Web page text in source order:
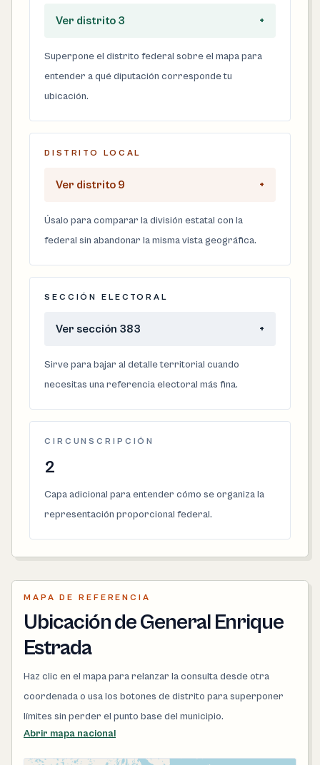
Ver distrito 3 +
Superpone el distrito federal sobre el mapa para
entender a qué diputación corresponde tu
ubicación.
DISTRITO LOCAL
Ver distrito 9 +
Úsalo para comparar la división estatal con la
federal sin abandonar la misma vista geográfica.
SECCIÓN ELECTORAL
Ver sección 383 +
Sirve para bajar al detalle territorial cuando
necesitas una referencia electoral más fina.
CIRCUNSCRIPCIÓN
2
Capa adicional para entender cómo se organiza la
representación proporcional federal.
MAPA DE REFERENCIA
Ubicación de General Enrique
Estrada
Haz clic en el mapa para relanzar la consulta desde otra
coordenada o usa los botones de distrito para superponer
límites sin perder el punto base del municipio.
Abrir mapa nacional